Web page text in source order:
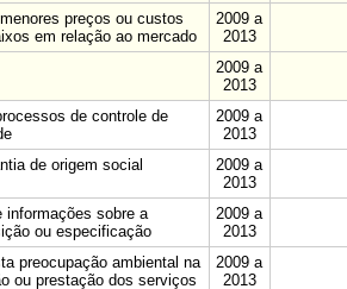
preços ou custos
em relação ao mercado
2009 a
2013
2009 a
2013
de controle de
2009 a
2013
de origem social
2009 a
2013
informações sobre a
ou especificação
2009 a
2013
preocupação ambiental na
ou prestação dos serviços
2009 a
2013